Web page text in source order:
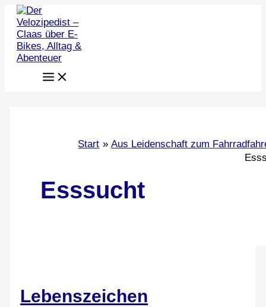
Zum
Inhalt
springen
Start
Aus Leidenschaft zum
Esssucht
Lebenszeichen